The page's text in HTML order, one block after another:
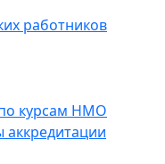
работников
курсам НМО